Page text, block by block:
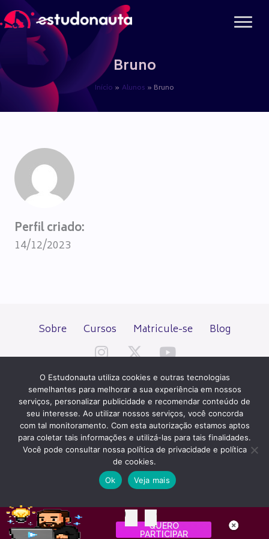
para
conteúdo
Bruno
Início Alunos Bruno
Perfil criado:
14/12/2023
Sobre Cursos Matricule-se Blog
Todos os direitos reservados desde 2000.
PATROCÍNIO E HOSPEDAGEM
QUER UM SITE IGUAL A ESTE?ACESSE HOSTNET
INTERNET
00
Dias
00
Horas
QUERO
PARTICIPAR
O Estudonauta utiliza cookies e outras tecnologias
semelhantes para melhorar a sua experiência em nossos
serviços, personalizar publicidade e recomendar conteúdo de
seu interesse. Ao utilizar nossos serviços, você concorda
com tal monitoramento. Com esta autorização estamos aptos
para coletar tais informações e utilizá-las para tais finalidades.
Você pode consultar nossa política de privacidade e política
de cookies.
Ok
Veja mais